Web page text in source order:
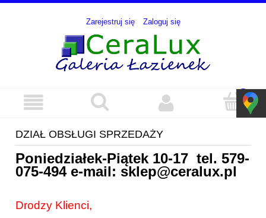
Zarejestruj się Zaloguj się
DZIAŁ OBSŁUGI SPRZEDAŻY
Poniedziałek-Piątek 10-17 tel. 579-
075-494e-mail: sklep@ceralux.pl
Drodzy Klienci,